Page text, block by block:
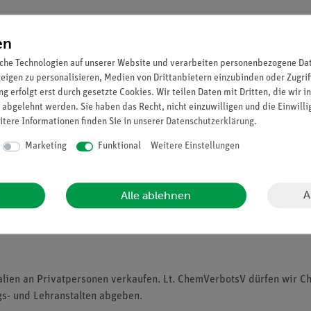
H229 Behälter steht unter Druck: Kann bei Erwärmung
Schädlich für Wasserorganismen, mit langfristiger Wirkung
an Privatpersonen verkaufen. Lt. ChemVerbotsV dürfen wir
und Lehranstalten abgeben.
Technologien auf unserer Website und verarbeiten personenbezogene
zu personalisieren, Medien von Drittanbietern einzubinden oder
erfolgt erst durch gesetzte Cookies. Wir teilen Daten mit Dritten, die wir
werden. Sie haben das Recht, nicht einzuwilligen und die
Informationen finden Sie in unserer Daten­schutz­erklärung.
Marketing Funktional Weitere Einstellungen
Alle ablehnen